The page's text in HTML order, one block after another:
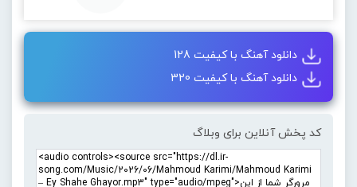
دانلود آهنگ با کیفیت 128
دانلود آهنگ با کیفیت 320
کد پخش آنلاین برای وبلاگ